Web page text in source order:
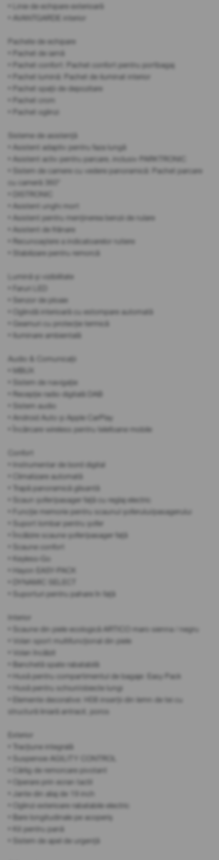
• Linie de echipare exterioară
• AVANTGARDE interior
Pachete de echipare
• Pachet de iarnă
• Pachet confort: Pachet confort pentru portbagaj
• Pachet lumină: Pachet de iluminat interior
• Pachet spații de depozitare
• Pachet crom
• Pachet oglinzi
Sisteme de asistență
• Asistent adaptiv pentru faza lungă
• Asistent activ pentru parcare, inclusiv PARKTRONIC
• Sistem de camere cu vedere panoramică: Pachet parcare
cu cameră 360°
• DISTRONIC
• Asistent unghi mort
• Asistent pentru menținerea benzii de rulare
• Asistent de frânare
• Recunoaștere a indicatoarelor rutiere
• Stabilizare pentru remorcă
Lumină și vizibilitate
• Faruri LED
• Senzor de ploaie
• Oglindă interioară cu estompare automată
• Geamuri cu protecție termică
• Iluminare ambientală
Audio & Comunicații
• MBUX
• Sistem de navigație
• Recepție radio digitală DAB
• Sistem audio
• Android Auto și Apple CarPlay
• Încărcare wireless pentru telefoane mobile
Confort
• Instrumentar de bord digital
• Climatizare automată
• Trapă panoramică glisantă
• Scaun șofer/pasager față cu reglaj electric
• Funcție memorie pentru scaunul șoferului/pasagerului
• Suport lombar pentru șofer
• Încălzire scaune șofer/pasager față
• Scaune confort
• Keyless-Go
• Hayon EASY-PACK
• DYNAMIC SELECT
• Suporturi pentru pahare în față
Interior
• Scaune din piele ecologică ARTICO maro sienna / negru
• Volan sport multifuncțional din piele
• Volan încălzit
• Banchetă spate rabatabilă
• Husă pentru compartimentul de bagaje: Easy Pack
• Husă pentru schiuri/obiecte lungi
• Elemente decorative: H08 inserții din lemn de tei cu
structură liniară antracit, poros
Exterior
• Tracțiune integrală
• Suspensie AGILITY CONTROL
• Cârlig de remorcare pivotant
• Operare prin ecran tactil
• Jante din aliaj de 19 inch
• Oglinzi exterioare rabatabile electric
• Bare longitudinale pe acoperiș
• Kit pentru pană
• Sistem de apel de urgență